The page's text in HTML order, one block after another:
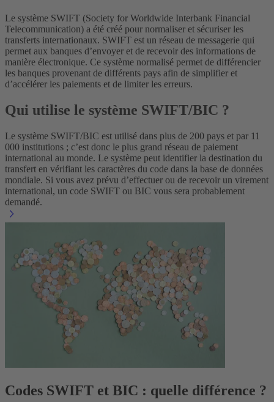
Le système SWIFT (Society for Worldwide Interbank Financial
Telecommunication) a été créé pour normaliser et sécuriser les
transferts internationaux. SWIFT est un réseau de messagerie qui
permet aux banques d’envoyer et de recevoir des informations de
manière électronique. Ce système normalisé permet de différencier
les banques provenant de différents pays afin de simplifier et
d’accélérer les paiements et de limiter les erreurs.
Qui utilise le système SWIFT/BIC ?
Le système SWIFT/BIC est utilisé dans plus de 200 pays et par 11
000 institutions ; c’est donc le plus grand réseau de paiement
international au monde. Le système peut identifier la destination du
transfert en vérifiant les caractères du code dans la base de données
mondiale. Si vous avez prévu d’effectuer ou de recevoir un virement
international, un code SWIFT ou BIC vous sera probablement
demandé.
Codes SWIFT et BIC : quelle différence ?